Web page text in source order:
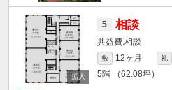
5 相談
相談
敷 12ヶ月 礼
5階 （62.08坪）